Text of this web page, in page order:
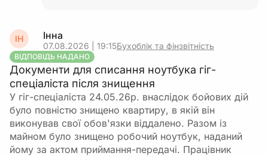
ІН Інна
07.08.2026 | 19:15Бухоблік та фінзвітність
ВІДПОВІДЬ НАДАНО
Документи для списання ноутбука гіг-
спеціаліста після знищення
У гіг-спеціаліста 24.05.26р. внаслідок бойових дій
було повністю знищено квартиру, в якій він
виконував свої обов'язки віддалено. Разом із
майном було знищено робочий ноутбук, наданий
йому за актом приймання-передачі. Працівник